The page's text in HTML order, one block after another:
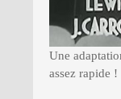
Une
assez rapide !